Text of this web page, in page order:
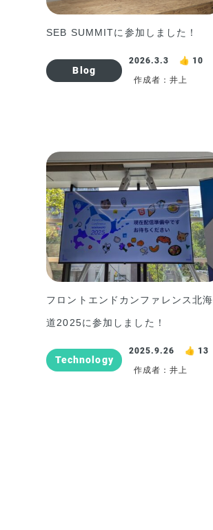
SEB SUMMITに参加しました！
Blog
2026.3.3
10
作成者：井上
フロントエンドカンファレンス北海
道2025に参加しました！
Technology
2025.9.26
13
作成者：井上